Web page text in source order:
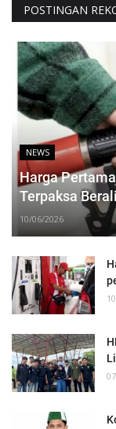
POSTINGAN
NEWS
Harga
Terpaksa
10/06/2026